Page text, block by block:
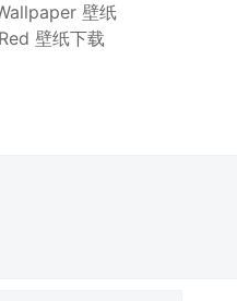
壁纸
壁纸下载